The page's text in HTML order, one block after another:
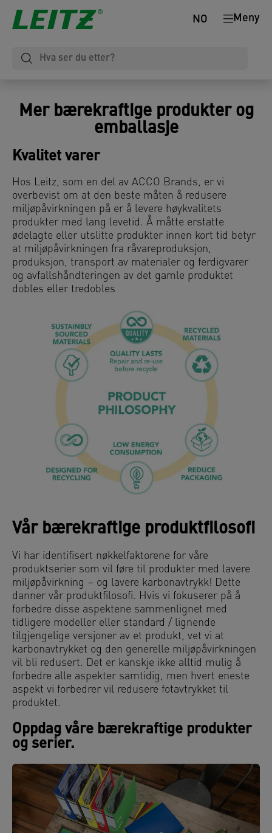
Meny
NO
Mer bærekraftige produkter og
emballasje
Kvalitet varer
Hos Leitz, som en del av ACCO Brands, er vi
overbevist om at den beste måten å redusere
miljøpåvirkningen på er å levere høykvalitets
produkter med lang levetid. Å måtte erstatte
ødelagte eller utslitte produkter innen kort tid betyr
at miljøpåvirkningen fra råvareproduksjon,
produksjon, transport av materialer og ferdigvarer
og avfallshåndteringen av det gamle produktet
dobles eller tredobles
Vår bærekraftige produktfilosofi
Vi har identifisert nøkkelfaktorene for våre
produktserier som vil føre til produkter med lavere
miljøpåvirkning – og lavere karbonavtrykk! Dette
danner vår produktfilosofi. Hvis vi fokuserer på å
forbedre disse aspektene sammenlignet med
tidligere modeller eller standard / lignende
tilgjengelige versjoner av et produkt, vet vi at
karbonavtrykket og den generelle miljøpåvirkningen
vil bli redusert. Det er kanskje ikke alltid mulig å
forbedre alle aspekter samtidig, men hvert eneste
aspekt vi forbedrer vil redusere fotavtrykket til
produktet.
Oppdag våre bærekraftige produkter
og serier.